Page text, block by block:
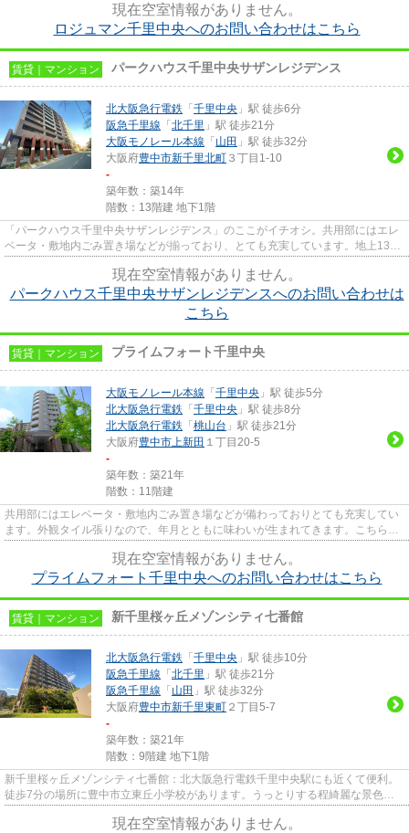
現在空室情報がありません。
ロジュマン千里中央へのお問い合わせはこちら
賃貸｜マンション パークハウス千里中央サザンレジデンス
北大阪急行電鉄 「 千里中央 」駅 徒歩6分
阪急千里線 「 北千里 」駅 徒歩21分
大阪モノレール本線 「 山田 」駅 徒歩32分
大阪府豊中市新千里北町 ３丁目1-10
-
築年数：築14年
階数：13階建 地下1階
「パークハウス千里中央サザンレジデンス」のここがイチオシ。共用部にはエレ
ベータ・敷地内ごみ置き場などが揃っており、とても充実しています。地上13階
現在空室情報がありません。
パークハウス千里中央サザンレジデンスへのお問い合わせは
こちら
賃貸｜マンション プライムフォート千里中央
大阪モノレール本線 「 千里中央 」駅 徒歩5分
北大阪急行電鉄 「 千里中央 」駅 徒歩8分
北大阪急行電鉄 「 桃山台 」駅 徒歩21分
大阪府豊中市上新田 １丁目20-5
-
築年数：築21年
階数：11階建
共用部にはエレベータ・敷地内ごみ置き場などが備わっておりとても充実してい
ます。外観タイル張りなので、年月とともに味わいが生まれてきます。こちらの
現在空室情報がありません。
プライムフォート千里中央へのお問い合わせはこちら
賃貸｜マンション 新千里桜ヶ丘メゾンシティ七番館
北大阪急行電鉄 「 千里中央 」駅 徒歩10分
阪急千里線 「 北千里 」駅 徒歩21分
阪急千里線 「 山田 」駅 徒歩32分
大阪府豊中市新千里東町 ２丁目5-7
-
築年数：築21年
階数：9階建 地下1階
新千里桜ヶ丘メゾンシティ七番館：北大阪急行電鉄千里中央駅にも近くて便利。
徒歩7分の場所に豊中市立東丘小学校があります。うっとりする程綺麗な景色を
現在空室情報がありません。